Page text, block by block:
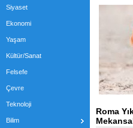
Siyaset
Ekonomi
Yaşam
Kültür/Sanat
Felsefe
Çevre
Teknoloji
Bilim
Roma